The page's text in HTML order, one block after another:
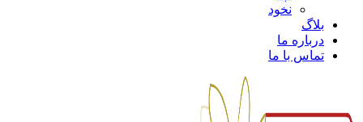
نخود
بلاگ
درباره ما
تماس با ما